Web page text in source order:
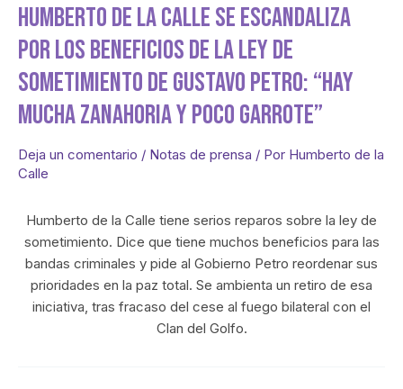
Humberto De La Calle Se Escandaliza
Por Los Beneficios De La Ley De
Sometimiento De Gustavo Petro: “Hay
Mucha Zanahoria Y Poco Garrote”
Deja un comentario / Notas de prensa / Por Humberto de la
Calle
Humberto de la Calle tiene serios reparos sobre la ley de
sometimiento. Dice que tiene muchos beneficios para las
bandas criminales y pide al Gobierno Petro reordenar sus
prioridades en la paz total. Se ambienta un retiro de esa
iniciativa, tras fracaso del cese al fuego bilateral con el
Clan del Golfo.